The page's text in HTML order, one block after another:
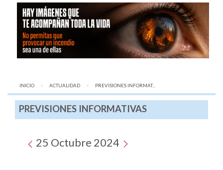
INICIO ACTUALIDAD AQUÍ:
PREVISIONES INFORMAT...
PREVISIONES INFORMATIVAS
25 Octubre 2024